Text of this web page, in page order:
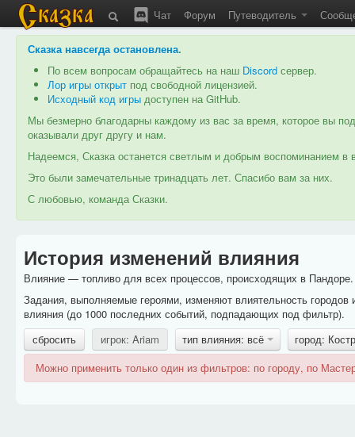
Чат Форум Путеводитель
Сказка навсегда остановлена.
По всем вопросам обращайтесь на наш Discord сервер.
Лор игры открыт под свободной лицензией.
Исходный код игры доступен на GitHub.
Мы безмерно благодарны каждому из вас за время, которое вы
оказывали друг другу и нам.
Надеемся, Сказка останется светлым и добрым воспоминанием
Это были замечательные тринадцать лет. Спасибо вам за них.
С любовью, команда Сказки.
История изменений влияния
Влияние — топливо для всех процессов, происходящих в
Задания, выполняемые героями, изменяют влиятельность
влияния (до 1000 последних событий, подпадающих под фильтр).
сбросить
игрок: Ariam тип влияния: всё
город:
Можно применить только один из фильтров: по городу, по